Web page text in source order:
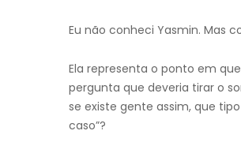
Eu não conheci Yasmin. Mas
Ela representa o ponto em
pergunta que deveria tirar o
se existe gente assim, que
caso”?